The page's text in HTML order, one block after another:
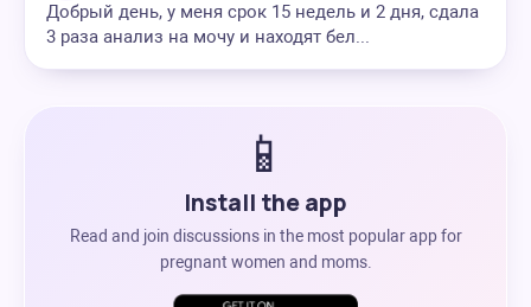
Добрый день, у меня срок 15 недель и 2 дня, сдала
3 раза анализ на мочу и находят бел...
📱
Install the app
Read and join discussions in the most popular app for
pregnant women and moms.